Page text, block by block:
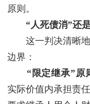
原则。
“人死债消”还
这一判决清晰地
边界：
“限定继承”原
实际价值内承担责